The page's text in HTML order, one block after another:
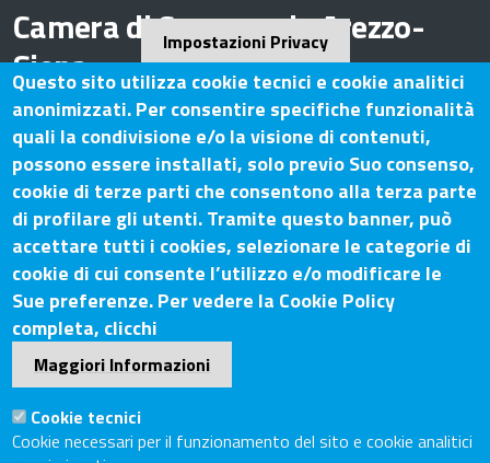
Camera di Commercio Arezzo-
Siena
Contatti
Sede Legale: Via Lazzaro Spallanzani, 25 – 52100 Arezzo
Sede Secondaria: Piazza Giacomo Matteotti, 30 - 53100
Siena
Tel. Sede Legale: 0575/3030
Tel. Sede Secondaria: 0577/202511
C.F./P.IVA: 02326130511
Codice Univoco UF6UWY
PECcciaa.arezzosiena@as.legalmail.camcom.it
Impostazioni Privacy
Questo sito utilizza cookie tecnici e cookie analitici
anonimizzati. Per consentire specifiche funzionalità
quali la condivisione e/o la visione di contenuti,
possono essere installati, solo previo Suo consenso,
cookie di terze parti che consentono alla terza parte
di profilare gli utenti. Tramite questo banner, può
accettare tutti i cookies, selezionare le categorie di
cookie di cui consente l’utilizzo e/o modificare le
Sue preferenze. Per vedere la Cookie Policy
completa, clicchi
Maggiori Informazioni
Cookie tecnici
Cookie necessari per il funzionamento del sito e cookie analitici